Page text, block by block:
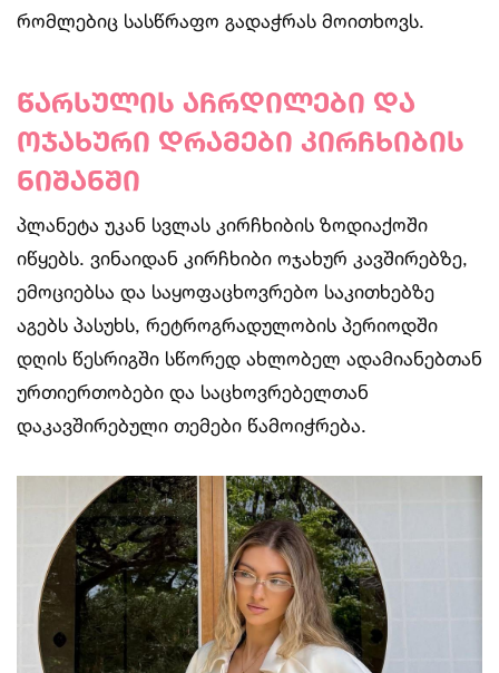
რომლებიც სასწრაფო გადაჭრას მოითხოვს.
წარსულის აჩრდილები და
ოჯახური დრამები კირჩხიბის
ნიშანში
პლანეტა უკან სვლას კირჩხიბის ზოდიაქოში
იწყებს. ვინაიდან კირჩხიბი ოჯახურ კავშირებზე,
ემოციებსა და საყოფაცხოვრებო საკითხებზე
აგებს პასუხს, რეტროგრადულობის პერიოდში
დღის წესრიგში სწორედ ახლობელ ადამიანებთან
ურთიერთობები და საცხოვრებელთან
დაკავშირებული თემები წამოიჭრება.